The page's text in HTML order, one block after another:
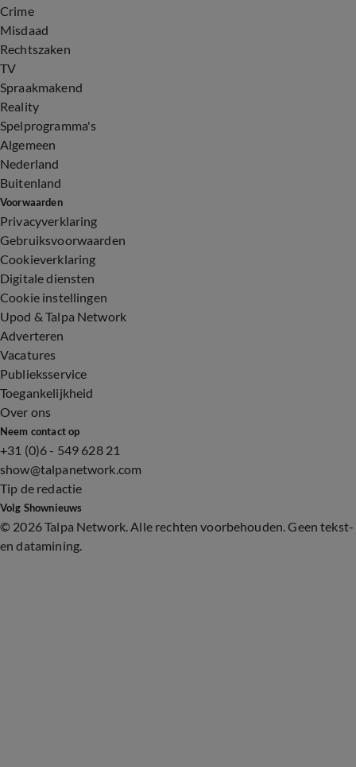
Crime
Misdaad
Rechtszaken
TV
Spraakmakend
Reality
Spelprogramma's
Algemeen
Nederland
Buitenland
Voorwaarden
Privacyverklaring
Gebruiksvoorwaarden
Cookieverklaring
Digitale diensten
Cookie instellingen
Upod & Talpa Network
Adverteren
Vacatures
Publieksservice
Toegankelijkheid
Over ons
Neem contact op
+31 (0)6 - 549 628 21
show@talpanetwork.com
Tip de redactie
Volg Shownieuws
© 2026 Talpa Network. Alle rechten voorbehouden. Geen tekst-
en datamining.